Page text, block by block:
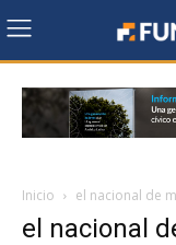
Inicio el nacional de
el nacional